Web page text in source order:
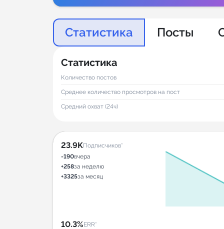
Статистика Посты
Статистика
Количество постов
Среднее количество просмотров на пост
Средний охват (24ч)
23.9KПодписчиков*
-190вчера
+258за неделю
+3325за месяц
10.3%ERR*